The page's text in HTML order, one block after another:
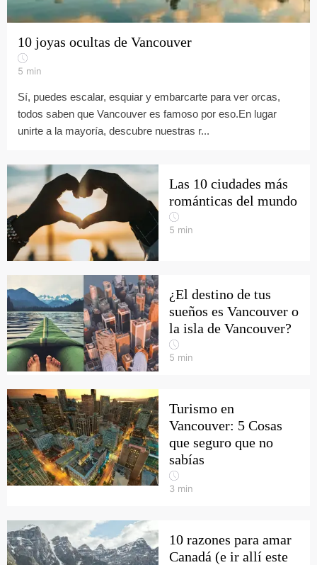
10 joyas ocultas de Vancouver
5 min
Sí, puedes escalar, esquiar y embarcarte para ver orcas,
todos saben que Vancouver es famoso por eso.En lugar
unirte a la mayoría, descubre nuestras r...
Las 10 ciudades más
románticas del mundo
5 min
¿El destino de tus
sueños es Vancouver o
la isla de Vancouver?
5 min
Turismo en
Vancouver: 5 Cosas
que seguro que no
sabías
3 min
10 razones para amar
Canadá (e ir allí este